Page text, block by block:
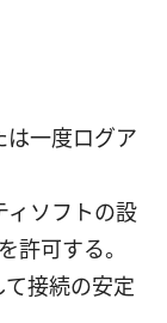
は一度ログア
ィソフトの設
許可する。
接続の安定